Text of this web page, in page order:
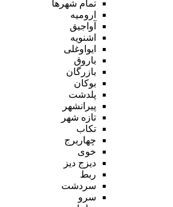
تمام شهر‌ها
ارومیه
آواجیق
اشنویه
ایواوغلی
باروق
بازرگان
بوکان
پلدشت
پیرانشهر
تازه شهر
تکاب
چهاربرج
خوی
دیزج دیز
ربط
سردشت
سرو